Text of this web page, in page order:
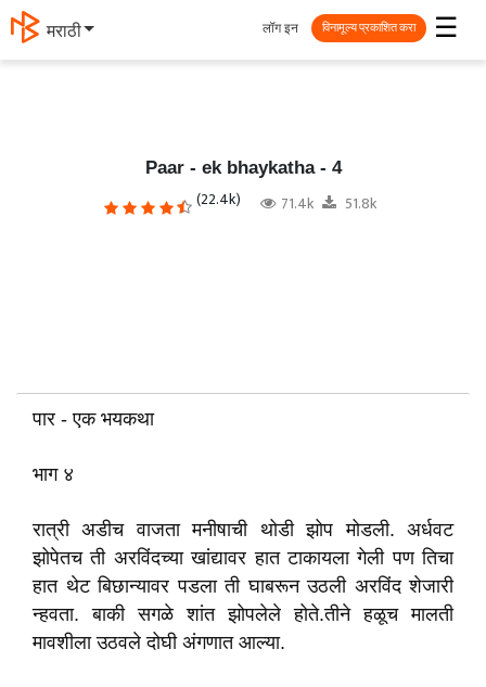
தமிழ் ☰
लॉग इन विनामूल्य प्रकाशित करा
Paar - ek bhaykatha - 4
(22.4k) 71.4k 51.8k
पार - एक भयकथा
भाग ४
रात्री अडीच वाजता मनीषाची थोडी झोप मोडली. अर्धवट
झोपेतच ती अरविंदच्या खांद्यावर हात टाकायला गेली पण तिचा
हात थेट बिछान्यावर पडला ती घाबरून उठली अरविंद शेजारी
न्हवता. बाकी सगळे शांत झोपलेले होते.तीने हळूच मालती
मावशीला उठवले दोघी अंगणात आल्या.